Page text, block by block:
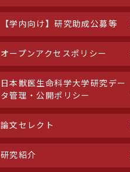
【学内向け】研究助成公募等
オープンアクセスポリシー
日本獣医生命科学大学研究デー
タ管理・公開ポリシー
論文セレクト
研究紹介